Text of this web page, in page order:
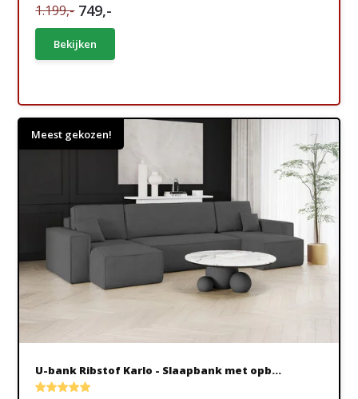
1.199,- 749,-
Bekijken
Meest gekozen!
U-bank Ribstof Karlo - Slaapbank met opb...